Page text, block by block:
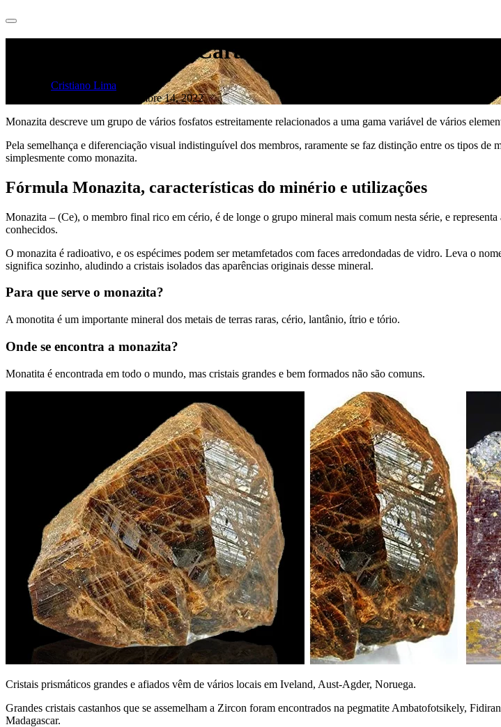
Fórmula Monazita, Características do Minério e
Cristiano Lima
diciembre 14, 2022
Monazita descreve um grupo de vários fosfatos estreitamente relacionados a uma gama variável de vários
Pela semelhança e diferenciação visual indistinguível dos membros, raramente se faz distinção entre os tipos de
simplesmente como monazita.
Fórmula Monazita, características do minério e utilizações
Monazita – (Ce), o membro final rico em cério, é de longe o grupo mineral mais comum nesta série, e representa
conhecidos.
O monazita é radioativo, e os espécimes podem ser metamfetados com faces arredondadas de vidro. Leva o
significa sozinho, aludindo a cristais isolados das aparências originais desse mineral.
Para que serve o monazita?
A monotita é um importante mineral dos metais de terras raras, cério, lantânio, ítrio e tório.
Onde se encontra a monazita?
Monatita é encontrada em todo o mundo, mas cristais grandes e bem formados não são comuns.
Cristais prismáticos grandes e afiados vêm de vários locais em Iveland, Aust-Agder, Noruega.
Grandes cristais castanhos que se assemelham a Zircon foram encontrados na pegmatite Ambatofotsikely,
Madagascar.